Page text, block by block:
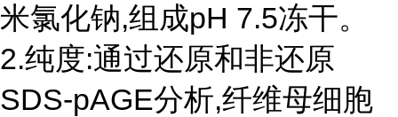
米氯化钠,组成pH 7.5冻干。
2.纯度:通过还原和非还原
SDS-pAGE分析,纤维母细胞